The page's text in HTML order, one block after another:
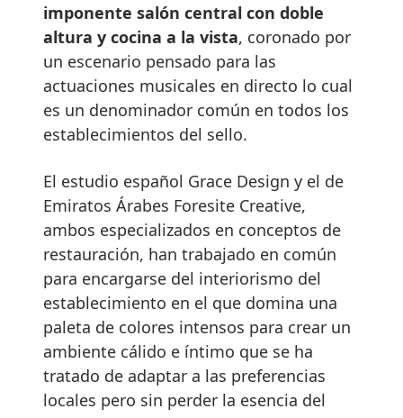
imponente salón central con doble
altura y cocina a la vista, coronado por
un escenario pensado para las
actuaciones musicales en directo lo cual
es un denominador común en todos los
establecimientos del sello.
El estudio español Grace Design y el de
Emiratos Árabes Foresite Creative,
ambos especializados en conceptos de
restauración, han trabajado en común
para encargarse del interiorismo del
establecimiento en el que domina una
paleta de colores intensos para crear un
ambiente cálido e íntimo que se ha
tratado de adaptar a las preferencias
locales pero sin perder la esencia del